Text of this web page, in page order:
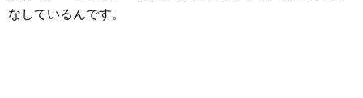
なしているんです。